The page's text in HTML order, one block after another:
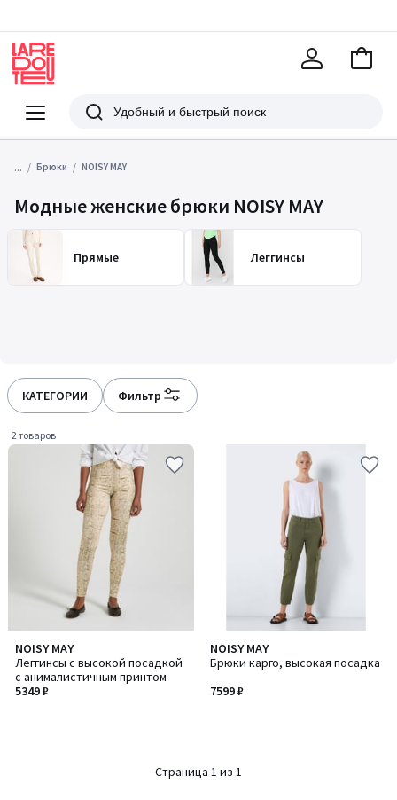
Меню
Redoute
Поиск
В
... Брюки NOISY MAY
Модные женские брюки NOISY MAY
Прямые Леггинсы
КАТЕГОРИИ Фильтр
2 товаров
NOISY MAY
Леггинсы с высокой посадкой
с анималистичным принтом
5349 ₽
NOISY MAY
Брюки карго, высокая посадка
7599 ₽
Страница 1 из 1